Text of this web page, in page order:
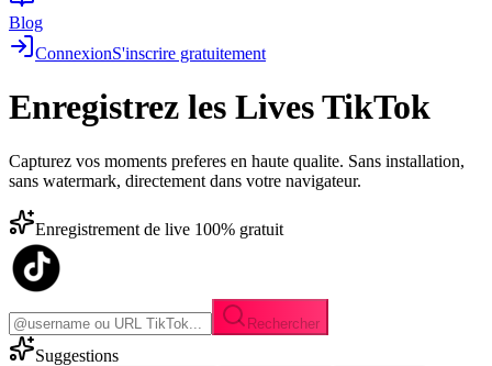
Blog
ConnexionS'inscrire gratuitement
Enregistrez les Lives TikTok
Capturez vos moments preferes en haute qualite. Sans installation,
sans watermark, directement dans votre navigateur.
Enregistrement de live 100% gratuit
Rechercher
Suggestions